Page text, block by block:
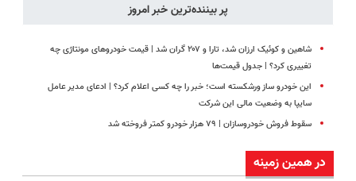
پر بیننده‌ترین خبر امروز
شاهین و کوئیک ارزان شد، تارا و ۲۰۷ گران شد | قیمت خودروهای مونتاژی چه
تغییری کرد؟ | جدول قیمت‌ها
این خودرو ساز ورشکسته است؛ خبر را چه کسی اعلام کرد؟ | ادعای مدیر عامل
سایپا به وضعیت مالی این شرکت
سقوط فروش خودروسازان | ۷۹ هزار خودرو کمتر فروخته شد
در همین زمینه